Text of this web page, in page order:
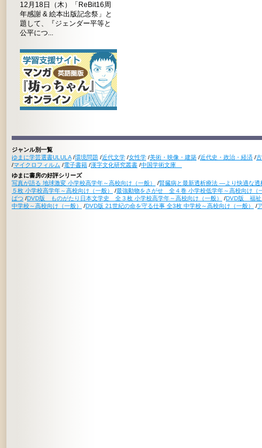
12月18日（木）「ReBit16周
年感謝 & 絵本出版記念祭」と
題して、『ジェンダー平等と
公平につ...
ジャンル別一覧
ゆまに学芸選書ULULA /環境問題 /近代文学 /女性学 /美術・映像・建築 /近代史・政治・経済 /
/マイクロフィルム /電子書籍 /漢字文化研究叢書 /中国学術文庫
ゆまに書房の好評シリーズ
写真が語る 地球激変 小学校高学年～高校向け（一般）
/腎臓病と最新透析療法 ―より快適な
５枚 小学校高学年～高校向け（一般）
/最強動物をさがせ 全４巻 小学校低学年～高校向け（
ばつ /DVD版 ものがたり日本文学史 全３枚 小学校高学年～高校向け（一般） /DVD版 福祉
中学校～高校向け（一般）
/DVD版 21世紀の命を守る仕事 全3枚 中学校～高校向け（一般） /